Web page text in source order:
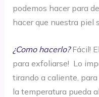
podemos hacer para
hacer que nuestra piel
¿Como hacerlo?Fácil!
para exfoliarse! Lo
tirando a caliente,
la temperatura pueda